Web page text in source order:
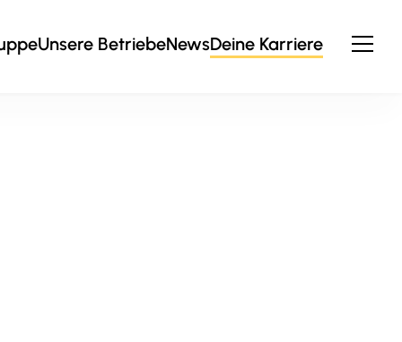
Unsere BetriebeNewsDeine Karriere